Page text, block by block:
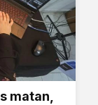
matan,